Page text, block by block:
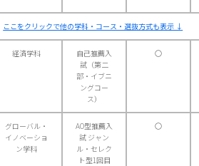
ここをクリックで他の学科・コース・選抜方式も表示 ↓
経済学科
自己推薦入
試（第二
部・イブニ
ングコー
ス）
〇
グローバル・
イノベーショ
ン学科
AO型推薦入
試 ジャン
ル・セレク
ト型1回目
〇